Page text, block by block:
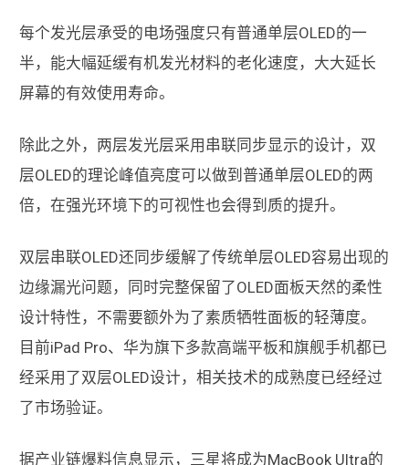
每个发光层承受的电场强度只有普通单层OLED的一
半，能大幅延缓有机发光材料的老化速度，大大延长
屏幕的有效使用寿命。
除此之外，两层发光层采用串联同步显示的设计，双
层OLED的理论峰值亮度可以做到普通单层OLED的两
倍，在强光环境下的可视性也会得到质的提升。
双层串联OLED还同步缓解了传统单层OLED容易出现的
边缘漏光问题，同时完整保留了OLED面板天然的柔性
设计特性，不需要额外为了素质牺牲面板的轻薄度。
目前iPad Pro、华为旗下多款高端平板和旗舰手机都已
经采用了双层OLED设计，相关技术的成熟度已经经过
了市场验证。
据产业链爆料信息显示，三星将成为MacBook Ultra的